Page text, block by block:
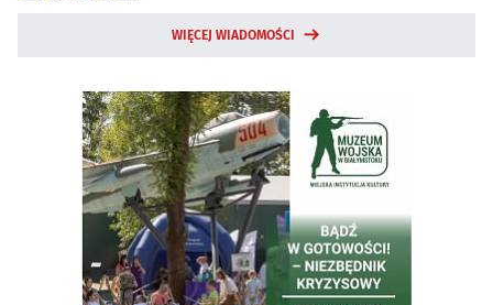
WIĘCEJ WIADOMOŚCI